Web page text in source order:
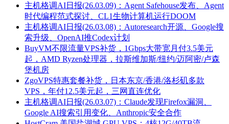
主机格调AI日报(26.03.09)：Agent Safehouse发布、Agent
时代编程范式探讨、CL1生物计算机运行DOOM
主机格调AI日报(26.03.08)：Autoresearch开源、Google搜
索升级、OpenAI推Codex计划
BuyVM不限流量VPS补货，1Gbps大带宽月付3.5美元
起，AMD Ryzen处理器，拉斯维加斯/纽约/迈阿密/卢森
堡机房
ZgoVPS特惠套餐补货，日本东京/香港/洛杉矶多款
VPS，年付12.5美元起，三网直连优化
主机格调AI日报(26.03.07)：Claude发现Firefox漏洞、
Google AI搜索引用变化、Anthropic安全合作